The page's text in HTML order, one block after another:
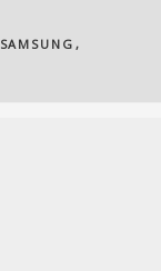
SAMSUNG ,